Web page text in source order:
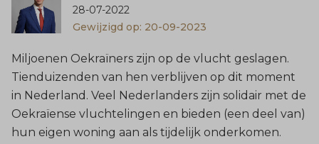
28-07-2022
Gewijzigd op: 20-09-2023
Miljoenen Oekraïners zijn op de vlucht geslagen.
Tienduizenden van hen verblijven op dit moment
in Nederland. Veel Nederlanders zijn solidair met de
Oekraïense vluchtelingen en bieden (een deel van)
hun eigen woning aan als tijdelijk onderkomen.